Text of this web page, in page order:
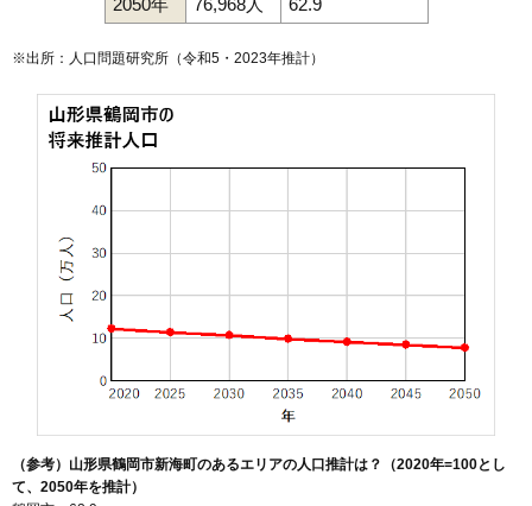
※出所：人口問題研究所（令和5・2023年推計）
（参考）山形県鶴岡市新海町のあるエリアの人口推計は？（2020年=100とし
て、2050年を推計）